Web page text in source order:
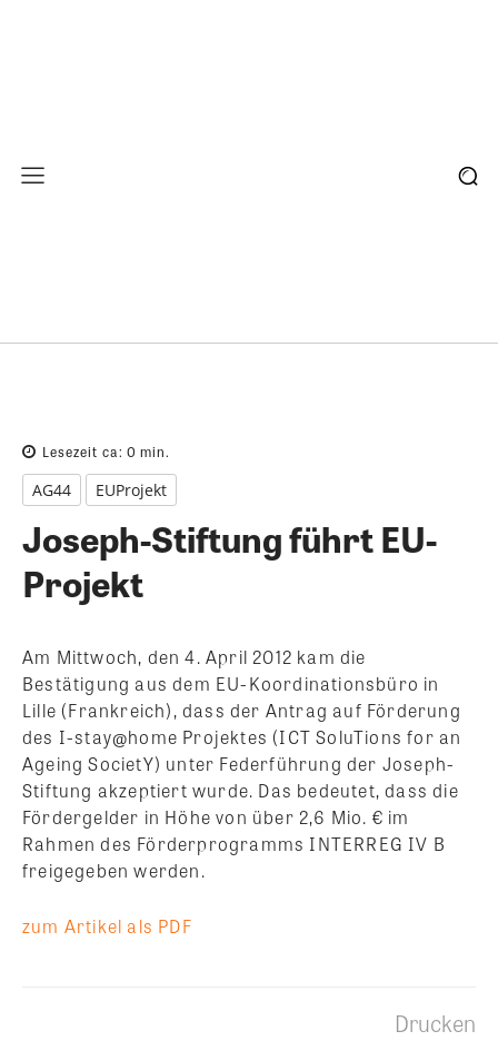
Lesezeit ca: 0 min.
AG44 EUProjekt
Joseph-Stiftung führt EU-
Projekt
Am Mittwoch, den 4. April 2012 kam die
Bestätigung aus dem EU-Koordinationsbüro in
Lille (Frankreich), dass der Antrag auf Förderung
des I-stay@home Projektes (ICT SoluTions for an
Ageing SocietY) unter Federführung der Joseph-
Stiftung akzeptiert wurde. Das bedeutet, dass die
Fördergelder in Höhe von über 2,6 Mio. € im
Rahmen des Förderprogramms INTERREG IV B
freigegeben werden.
zum Artikel als PDF
Drucken